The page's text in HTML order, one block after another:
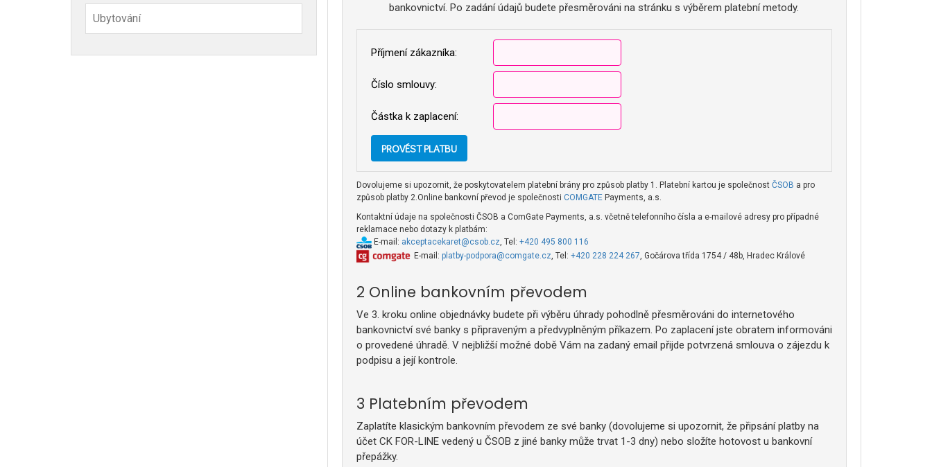
Ubytování
bankovnictví. Po zadání údajů budete přesměrováni na stránku s výběrem platební metody.
Příjmení zákazníka:
Číslo smlouvy:
Částka k zaplacení:
Dovolujeme si upozornit, že poskytovatelem platební brány pro způsob platby 1. Platební kartou je společnost ČSOB a pro
způsob platby 2.Online bankovní převod je společnosti COMGATEPayments, a.s.
Kontaktní údaje na společnosti ČSOB a ComGate Payments, a.s. včetně telefonního čísla a e-mailové adresy pro případné
reklamace nebo dotazy k platbám:
E-mail: akceptacekaret@csob.cz, Tel:+420 495 800 116
E-mail: platby-podpora@comgate.cz, Tel: +420 228 224 267, Gočárova třída 1754 / 48b, Hradec Králové
Online bankovním převodem
Ve 3. kroku online objednávky budete při výběru úhrady pohodlně přesměrováni do internetového
bankovnictví své banky s připraveným a předvyplněným příkazem. Po zaplacení jste obratem informováni
o provedené úhradě. V nejbližší možné době Vám na zadaný email přijde potvrzená smlouva o zájezdu k
podpisu a její kontrole.
Platebním převodem
Zaplatíte klasickým bankovním převodem ze své banky (dovolujeme si upozornit, že připsání platby na
účet CK FOR-LINE vedený u ČSOB z jiné banky může trvat 1-3 dny) nebo složíte hotovost u bankovní
přepážky.